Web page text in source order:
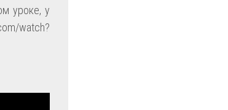
уроке, у
watch?